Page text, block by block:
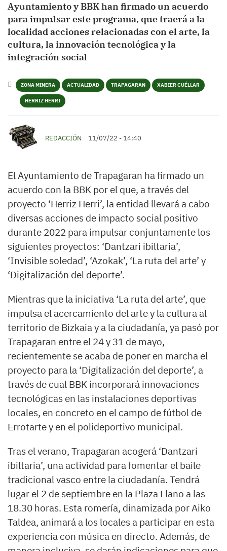
Ayuntamiento y BBK han firmado un acuerdo
para impulsar este programa, que traerá a la
localidad acciones relacionadas con el arte, la
cultura, la innovación tecnológica y la
integración social
ZONA MINERA ACTUALIDAD TRAPAGARAN XABIER CUÉLLAR
HERRIZ HERRI
REDACCIÓN 11/07/22 - 14:40
El Ayuntamiento de Trapagaran ha firmado un
acuerdo con la BBK por el que, a través del
proyecto ‘Herriz Herri’, la entidad llevará a cabo
diversas acciones de impacto social positivo
durante 2022 para impulsar conjuntamente los
siguientes proyectos: ‘Dantzari ibiltaria’,
‘Invisible soledad’, ‘Azokak’, ‘La ruta del arte’ y
‘Digitalización del deporte’.
Mientras que la iniciativa ‘La ruta del arte’, que
impulsa el acercamiento del arte y la cultura al
territorio de Bizkaia y a la ciudadanía, ya pasó por
Trapagaran entre el 24 y 31 de mayo,
recientemente se acaba de poner en marcha el
proyecto para la ‘Digitalización del deporte’, a
través de cual BBK incorporará innovaciones
tecnológicas en las instalaciones deportivas
locales, en concreto en el campo de fútbol de
Errotarte y en el polideportivo municipal.
Tras el verano, Trapagaran acogerá ‘Dantzari
ibiltaria’, una actividad para fomentar el baile
tradicional vasco entre la ciudadanía. Tendrá
lugar el 2 de septiembre en la Plaza Llano a las
18.30 horas. Esta romería, dinamizada por Aiko
Taldea, animará a los locales a participar en esta
experiencia con música en directo. Además, de